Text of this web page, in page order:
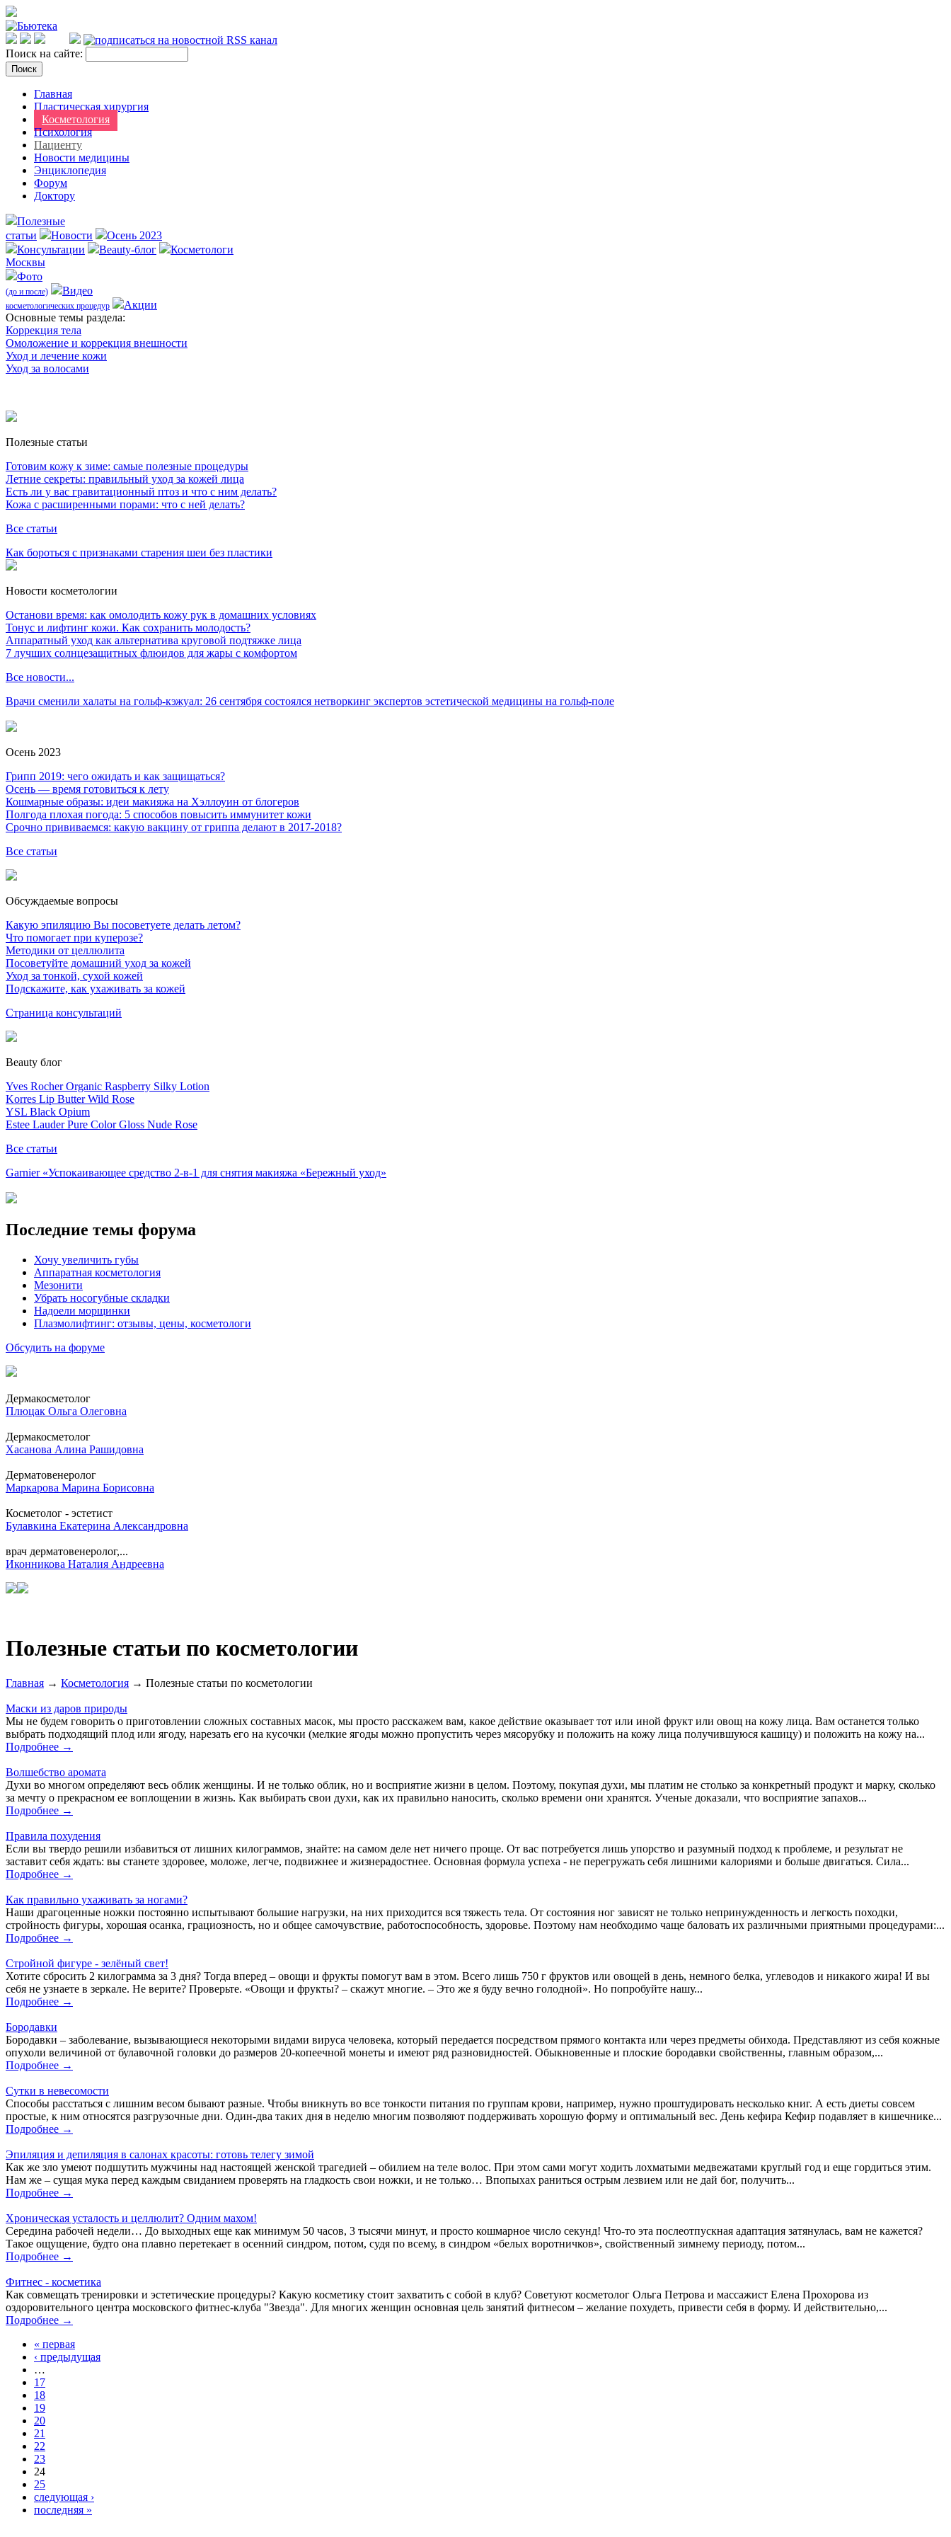
Поиск на сайте:
Главная
Пластическая хирургия
Косметология
Психология
Пациенту
Новости медицины
Энциклопедия
Форум
Доктору
Полезные
статьи
Новости
Осень 2023
Консультации
Beauty-блог
Косметологи
Москвы
Фото
(до и после) Видео
косметологических процедур
Акции
Оcновные темы раздела:
Коррекция тела
Омоложение и коррекция внешности
Уход и лечение кожи
Уход за волосами
Полезные статьи
Готовим кожу к зиме: самые полезные процедуры
Летние секреты: правильный уход за кожей лица
Есть ли у вас гравитационный птоз и что с ним делать?
Кожа с расширенными порами: что с ней делать?
Все статьи
Как бороться с признаками старения шеи без пластики
Новости косметологии
Останови время: как омолодить кожу рук в домашних условиях
Тонус и лифтинг кожи. Как сохранить молодость?
Аппаратный уход как альтернатива круговой подтяжке лица
7 лучших солнцезащитных флюидов для жары с комфортом
Все новости...
Врачи сменили халаты на гольф-кэжуал: 26 сентября состоялся нетворкинг экспертов эстетической медицины на гольф-поле
Осень 2023
Грипп 2019: чего ожидать и как защищаться?
Осень — время готовиться к лету
Кошмарные образы: идеи макияжа на Хэллоуин от блогеров
Полгода плохая погода: 5 способов повысить иммунитет кожи
Срочно прививаемся: какую вакцину от гриппа делают в 2017-2018?
Все статьи
Обсуждаемые вопросы
Какую эпиляцию Вы посоветуете делать летом?
Что помогает при куперозе?
Методики от целлюлита
Посоветуйте домашний уход за кожей
Уход за тонкой, сухой кожей
Подскажите, как ухаживать за кожей
Страница консультаций
Beauty блог
Yves Rocher Organic Raspberry Silky Lotion
Korres Lip Butter Wild Rose
YSL Black Opium
Estee Lauder Pure Color Gloss Nude Rose
Все статьи
Garnier «Успокаивающее средство 2-в-1 для снятия макияжа «Бережный уход»
Последние темы форума
Хочу увеличить губы
Аппаратная косметология
Мезонити
Убрать носогубные складки
Надоели морщинки
Плазмолифтинг: отзывы, цены, косметологи
Обсудить на форуме
Дермакосметолог
Плюцак Ольга Олеговна
Дермакосметолог
Хасанова Алина Рашидовна
Дерматовенеролог
Маркарова Марина Борисовна
Косметолог - эстетист
Булавкина Екатерина Александровна
врач дерматовенеролог,...
Иконникова Наталия Андреевна
Полезные статьи по косметологии
Главная → Косметология → Полезные статьи по косметологии
Маски из даров природы
Мы не будем говорить о приготовлении сложных составных масок, мы просто расскажем вам, какое действие оказывает тот или иной фрукт или овощ на кожу лица. Вам останется только
выбрать подходящий плод или ягоду, нарезать его на кусочки (мелкие ягоды можно пропустить через мясорубку и положить на кожу лица получившуюся кашицу) и положить на кожу на...
Подробнее →
Волшебство аромата
Духи во многом определяют весь облик женщины. И не только облик, но и восприятие жизни в целом. Поэтому, покупая духи, мы платим не столько за конкретный продукт и марку, сколько
за мечту о прекрасном ее воплощении в жизнь. Как выбирать свои духи, как их правильно наносить, сколько времени они хранятся. Ученые доказали, что восприятие запахов...
Подробнее →
Правила похудения
Если вы твердо решили избавиться от лишних килограммов, знайте: на самом деле нет ничего проще. От вас потребуется лишь упорство и разумный подход к проблеме, и результат не
заставит себя ждать: вы станете здоровее, моложе, легче, подвижнее и жизнерадостнее. Основная формула успеха - не перегружать себя лишними калориями и больше двигаться. Сила...
Подробнее →
Как правильно ухаживать за ногами?
Наши драгоценные ножки постоянно испытывают большие нагрузки, на них приходится вся тяжесть тела. От состояния ног зависят не только непринужденность и легкость походки,
стройность фигуры, хорошая осанка, грациозность, но и общее самочувствие, работоспособность, здоровье. Поэтому нам необходимо чаще баловать их различными приятными процедурами:...
Подробнее →
Стройной фигуре - зелёный свет!
Хотите сбросить 2 килограмма за 3 дня? Тогда вперед – овощи и фрукты помогут вам в этом. Всего лишь 750 г фруктов или овощей в день, немного белка, углеводов и никакого жира! И вы
себя не узнаете в зеркале. Не верите? Проверьте. «Овощи и фрукты? – скажут многие. – Это же я буду вечно голодной». Но попробуйте нашу...
Подробнее →
Бородавки
Бородавки – заболевание, вызывающиеся некоторыми видами вируса человека, который передается посредством прямого контакта или через предметы обихода. Представляют из себя кожные
опухоли величиной от булавочной головки до размеров 20-копеечной монеты и имеют ряд разновидностей. Обыкновенные и плоские бородавки свойственны, главным образом,...
Подробнее →
Сутки в невесомости
Способы расстаться с лишним весом бывают разные. Чтобы вникнуть во все тонкости питания по группам крови, например, нужно проштудировать несколько книг. А есть диеты совсем
простые, к ним относятся разгрузочные дни. Один-два таких дня в неделю многим позволяют поддерживать хорошую форму и оптимальный вес. День кефира Кефир подавляет в кишечнике...
Подробнее →
Эпиляция и депиляция в салонах красоты: готовь телегу зимой
Как же зло умеют подшутить мужчины над настоящей женской трагедией – обилием на теле волос. При этом сами могут ходить лохматыми медвежатами круглый год и еще гордиться этим.
Нам же – сущая мука перед каждым свиданием проверять на гладкость свои ножки, и не только… Впопыхах раниться острым лезвием или не дай бог, получить...
Подробнее →
Хроническая усталость и целлюлит? Одним махом!
Середина рабочей недели… До выходных еще как минимум 50 часов, 3 тысячи минут, и просто кошмарное число секунд! Что-то эта послеотпускная адаптация затянулась, вам не кажется?
Такое ощущение, будто она плавно перетекает в осенний синдром, потом, судя по всему, в синдром «белых воротничков», свойственный зимнему периоду, потом...
Подробнее →
Фитнес - косметика
Как совмещать тренировки и эстетические процедуры? Какую косметику стоит захватить с собой в клуб? Советуют косметолог Ольга Петрова и массажист Елена Прохорова из
оздоровительного центра московского фитнес-клуба "Звезда". Для многих женщин основная цель занятий фитнесом – желание похудеть, привести себя в форму. И действительно,...
Подробнее →
« первая
‹ предыдущая
…
17
18
19
20
21
22
23
24
25
следующая ›
последняя »